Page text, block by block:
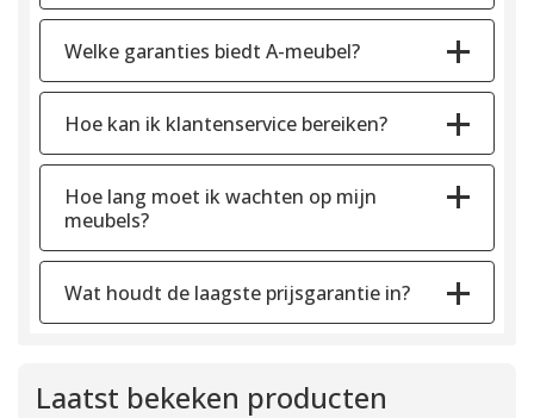
Welke garanties biedt A-meubel?
Hoe kan ik klantenservice bereiken?
Hoe lang moet ik wachten op mijn
meubels?
Wat houdt de laagste prijsgarantie in?
Laatst bekeken producten